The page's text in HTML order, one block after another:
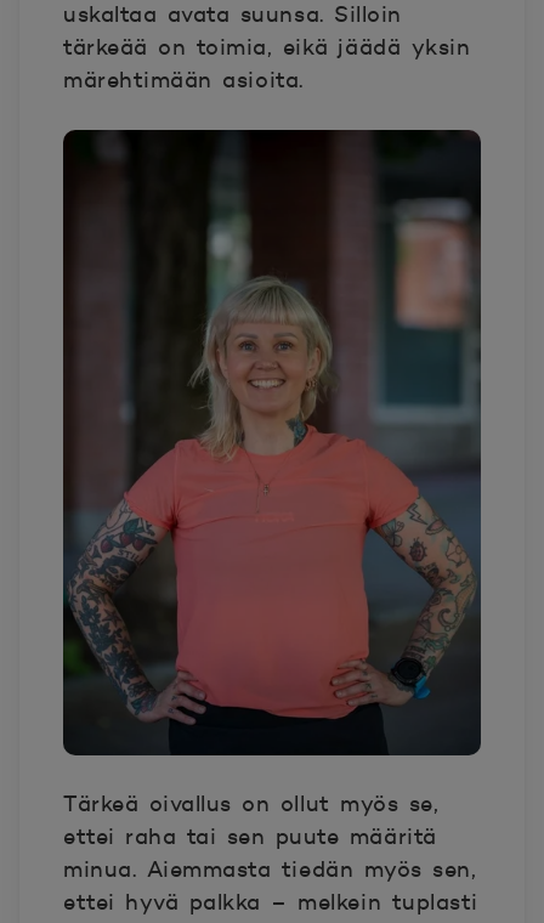
uskaltaa avata suunsa. Silloin
tärkeää on toimia, eikä jäädä yksin
märehtimään asioita.
Tärkeä oivallus on ollut myös se,
ettei raha tai sen puute määritä
minua. Aiemmasta tiedän myös sen,
ettei hyvä palkka – melkein tuplasti